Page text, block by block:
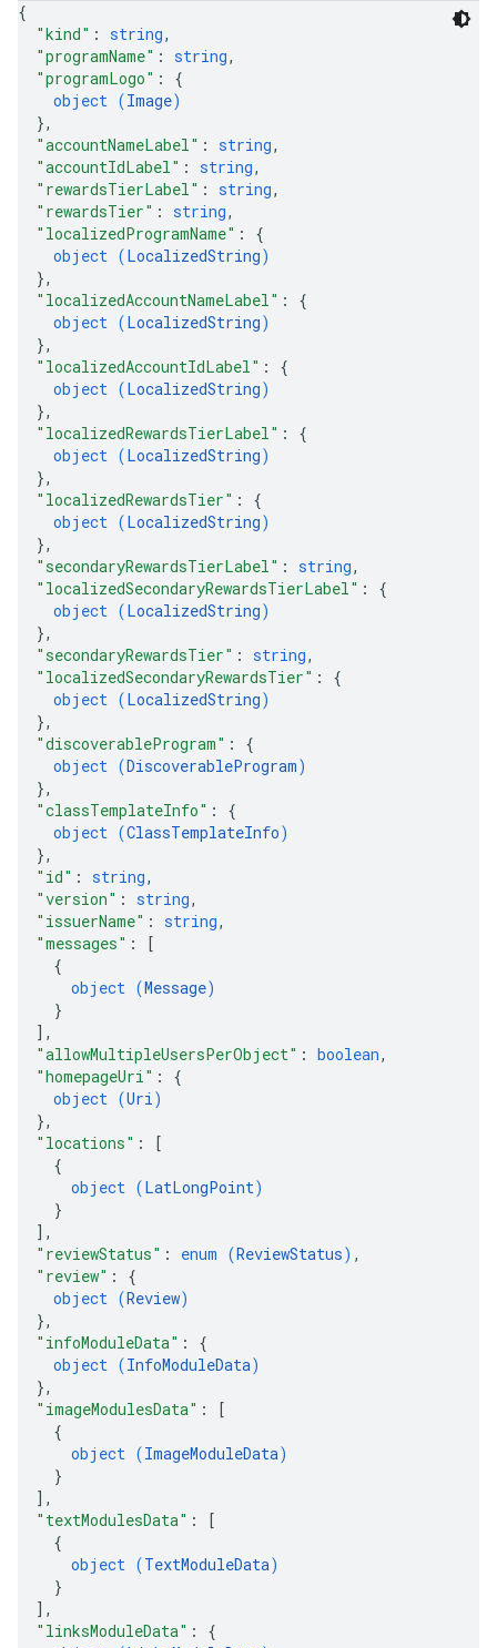
{
"kind" : string,
"programName" : string,
"programLogo" : {
object (Image)
},
"accountNameLabel" : string,
"accountIdLabel" : string,
"rewardsTierLabel" : string,
"rewardsTier" : string,
"localizedProgramName" : {
object (LocalizedString)
},
"localizedAccountNameLabel" : {
object (LocalizedString)
},
"localizedAccountIdLabel" : {
object (LocalizedString)
},
"localizedRewardsTierLabel" : {
object (LocalizedString)
},
"localizedRewardsTier" : {
object (LocalizedString)
},
"secondaryRewardsTierLabel" : string,
"localizedSecondaryRewardsTierLabel" : {
object (LocalizedString)
},
"secondaryRewardsTier" : string,
"localizedSecondaryRewardsTier" : {
object (LocalizedString)
},
"discoverableProgram" : {
object (DiscoverableProgram)
},
"classTemplateInfo" : {
object (ClassTemplateInfo)
},
"id" : string,
"version" : string,
"issuerName" : string,
"messages" :
[
{
object (Message)
}
] ,
"allowMultipleUsersPerObject" : boolean,
"homepageUri" : {
object (Uri)
},
"locations" :
[
{
object (LatLongPoint)
}
] ,
"reviewStatus" : enum (ReviewStatus) ,
"review" : {
object (Review)
},
"infoModuleData" : {
object (InfoModuleData)
},
"imageModulesData" :
[
{
object (ImageModuleData)
}
] ,
"textModulesData" :
[
{
object (TextModuleData)
}
] ,
"linksModuleData" : {